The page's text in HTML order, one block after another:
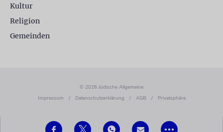
•••
Kultur
Religion
Gemeinden
© 2026 Jüdische Allgemeine
Impressum
/ Datenschutzerklärung / AGB / Privatsphäre